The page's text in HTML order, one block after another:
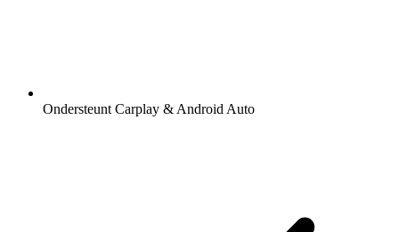
Ondersteunt Carplay & Android Auto